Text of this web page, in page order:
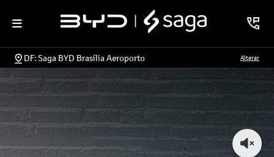
DF: Saga BYD Brasília Aeroporto Alterar